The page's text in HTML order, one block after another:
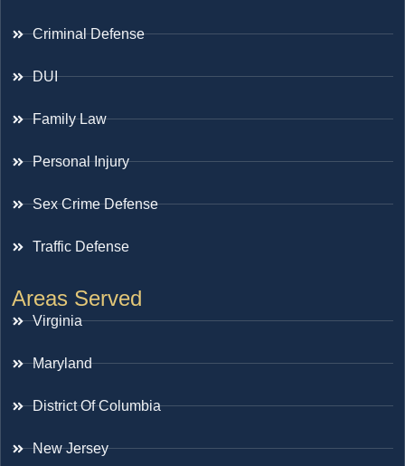
Criminal Defense
DUI
Family Law
Personal Injury
Sex Crime Defense
Traffic Defense
Areas Served
Virginia
Maryland
District Of Columbia
New Jersey